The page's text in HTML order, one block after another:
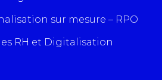
sur mesure – RPO
RH et Digitalisation